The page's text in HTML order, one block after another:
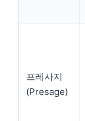
프레사지
(Presage)